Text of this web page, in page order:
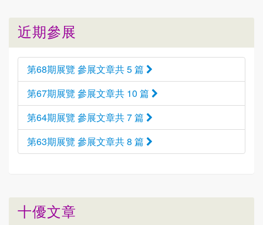
近期參展
第68期展覽 參展文章共 5 篇
第67期展覽 參展文章共 10 篇
第64期展覽 參展文章共 7 篇
第63期展覽 參展文章共 8 篇
十優文章